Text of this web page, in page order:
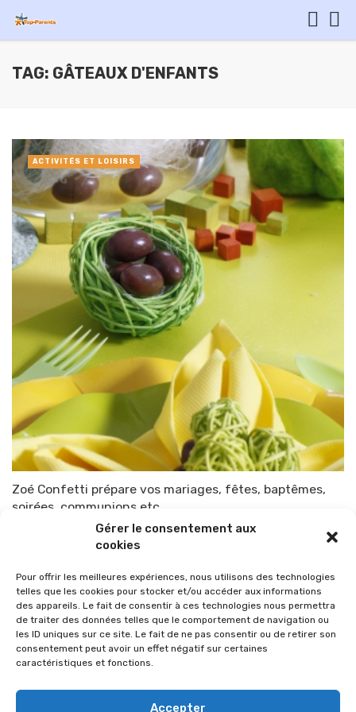
Gérer le consentement aux
cookies
Pour offrir les meilleures expériences, nous utilisons des technologies
telles que les cookies pour stocker et/ou accéder aux informations
des appareils. Le fait de consentir à ces technologies nous permettra
de traiter des données telles que le comportement de navigation ou
les ID uniques sur ce site. Le fait de ne pas consentir ou de retirer son
consentement peut avoir un effet négatif sur certaines
caractéristiques et fonctions.
Accepter
TAG: GÂTEAUX D'ENFANTS
Zoé Confetti prépare vos mariages, fêtes, baptêmes,
soirées, communions etc…
TOP-PARENTS 27 avril 2014
ACTIVITÉS ET LOISIRS